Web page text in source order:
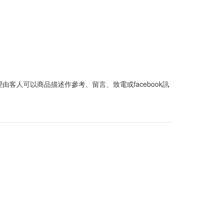
客人可以商品描述作參考、留言、致電或facebook訊